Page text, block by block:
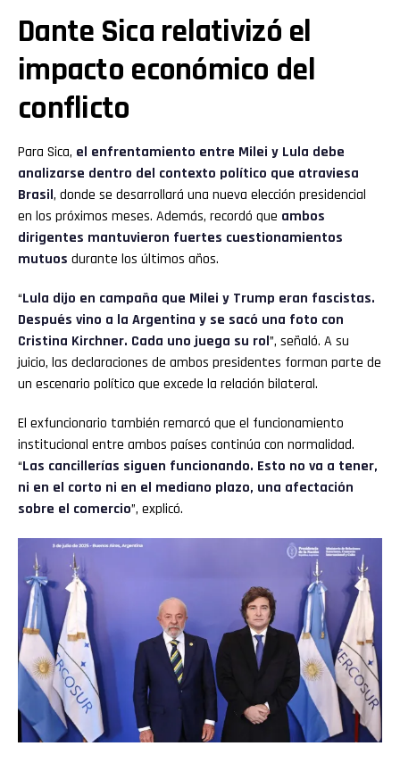
Dante Sica relativizó el
impacto económico del
conflicto
Para Sica, el enfrentamiento entre Milei y Lula debe
analizarse dentro del contexto político que atraviesa
Brasil, donde se desarrollará una nueva elección presidencial
en los próximos meses. Además, recordó que ambos
dirigentes mantuvieron fuertes cuestionamientos
mutuos durante los últimos años.
“Lula dijo en campaña que Milei y Trump eran fascistas.
Después vino a la Argentina y se sacó una foto con
Cristina Kirchner. Cada uno juega su rol”, señaló. A su
juicio, las declaraciones de ambos presidentes forman parte de
un escenario político que excede la relación bilateral.
El exfuncionario también remarcó que el funcionamiento
institucional entre ambos países continúa con normalidad.
“Las cancillerías siguen funcionando. Esto no va a tener,
ni en el corto ni en el mediano plazo, una afectación
sobre el comercio”, explicó.